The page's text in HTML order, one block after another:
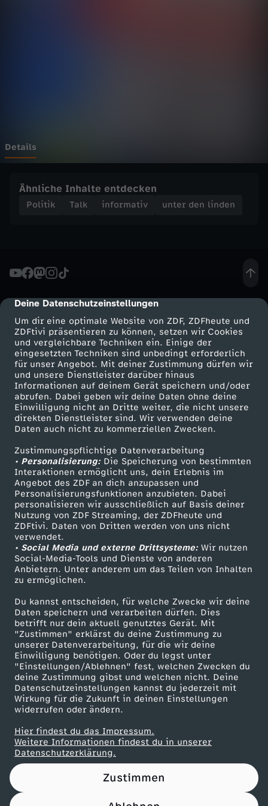
cmp-dialog-description
Deine Datenschutzeinstellungen
Um dir eine optimale Website von ZDF, ZDFheute und
ZDFtivi präsentieren zu können, setzen wir Cookies
und vergleichbare Techniken ein. Einige der
eingesetzten Techniken sind unbedingt erforderlich
für unser Angebot. Mit deiner Zustimmung dürfen wir
und unsere Dienstleister darüber hinaus
Informationen auf deinem Gerät speichern und/oder
abrufen. Dabei geben wir deine Daten ohne deine
Einwilligung nicht an Dritte weiter, die nicht unsere
direkten Dienstleister sind. Wir verwenden deine
Daten auch nicht zu kommerziellen Zwecken.
Zustimmungspflichtige Datenverarbeitung
• Personalisierung:Die Speicherung von bestimmten
Interaktionen ermöglicht uns, dein Erlebnis im
Angebot des ZDF an dich anzupassen und
Personalisierungsfunktionen anzubieten. Dabei
personalisieren wir ausschließlich auf Basis deiner
Nutzung von ZDF Streaming, der ZDFheute und
ZDFtivi. Daten von Dritten werden von uns nicht
verwendet.
• Social Media und externe Drittsysteme:Wir nutzen
Social-Media-Tools und Dienste von anderen
Anbietern. Unter anderem um das Teilen von Inhalten
zu ermöglichen.
Du kannst entscheiden, für welche Zwecke wir deine
Daten speichern und verarbeiten dürfen. Dies
betrifft nur dein aktuell genutztes Gerät. Mit
"Zustimmen" erklärst du deine Zustimmung zu
unserer Datenverarbeitung, für die wir deine
Einwilligung benötigen. Oder du legst unter
"Einstellungen/Ablehnen" fest, welchen Zwecken du
deine Zustimmung gibst und welchen nicht. Deine
Datenschutzeinstellungen kannst du jederzeit mit
Wirkung für die Zukunft in deinen Einstellungen
widerrufen oder ändern.
Hier findest du das Impressum.
Weitere Informationen findest du in unserer
Datenschutzerklärung.
Zustimmen
e
-
u
f
s
c
h
w
u
n
g
s
h
o
f
f
n
u
n
g
Details
Ähnliche Inhalte entdecken
Politik Talk informativ unter den linden
Mehr ZDF
ZDF-Apps
Smart TV
ZDFtext
Livestreams
Sendungen A-Z
TV-Programm
Service
ZDFmitreden
Kontakt zum ZDF
Tickets
Zuschauerservice
Hilfe
ZDF Unternehmen
Karriere
ZDF goes Schule
Werbefernsehen
Mainzelmännchen
Partner